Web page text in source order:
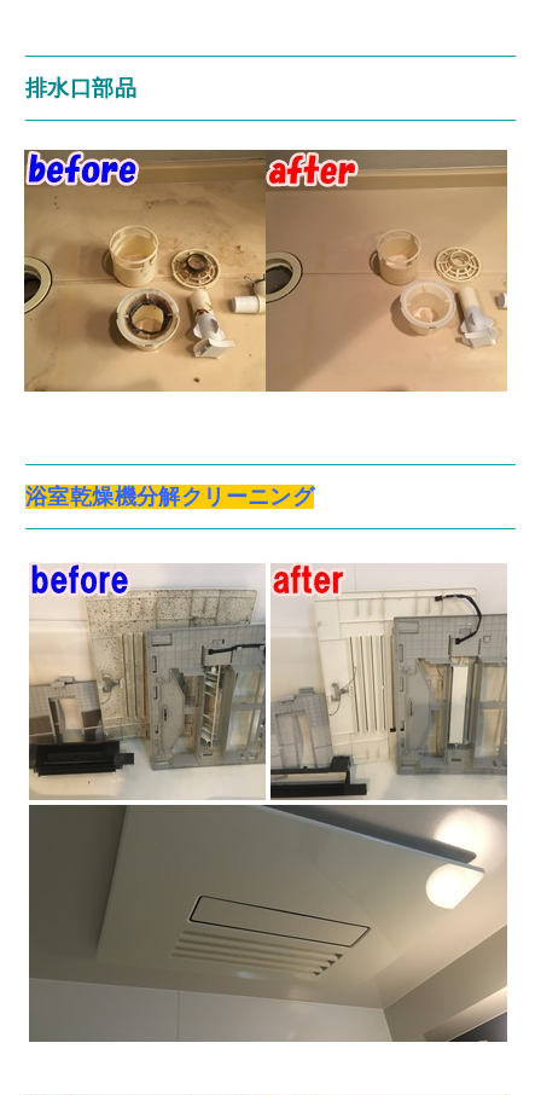
排水口部品
浴室乾燥機分解クリーニング